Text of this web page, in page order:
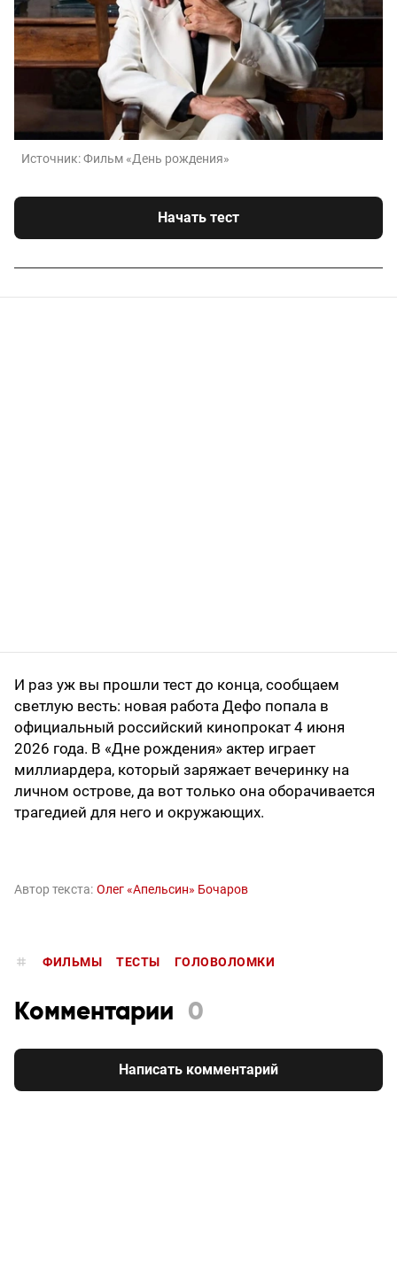
Источник:Фильм «День рождения»
Начать тест
И раз уж вы прошли тест до конца, сообщаем
светлую весть: новая работа Дефо попала в
официальный российский кинопрокат 4 июня
2026 года. В «Дне рождения» актер играет
миллиардера, который заряжает вечеринку на
личном острове, да вот только она оборачивается
трагедией для него и окружающих.
Автор текста: Олег «Апельсин» Бочаров
ФИЛЬМЫ ТЕСТЫ ГОЛОВОЛОМКИ
Комментарии 0
Написать комментарий